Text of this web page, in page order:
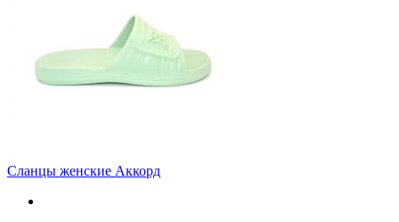
Сланцы женские Аккорд